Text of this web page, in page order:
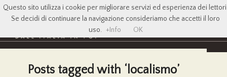
Posts tagged with ‘localismo’
Questo sito utilizza i cookie per migliorare servizi ed esperienza dei
Se decidi di continuare la navigazione consideriamo che accetti il loro
uso. +Info OK